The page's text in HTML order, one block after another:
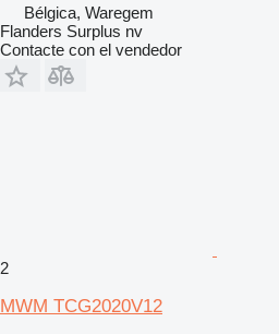
Bélgica, Waregem
Flanders Surplus nv
Contacte con el vendedor
2
MWM TCG2020V12